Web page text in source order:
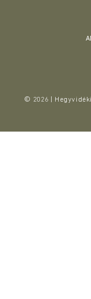
© 2026 |